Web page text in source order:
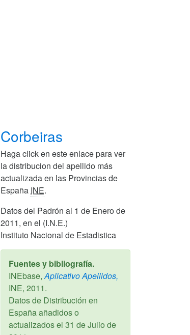
Corbeiras
Haga click en este enlace para ver
la distribucion del apellido más
actualizada en las Provincias de
España INE.
Datos del Padrón al 1 de Enero de
2011, en el (I.N.E.)
Instituto Nacional de Estadistica
Fuentes y bibliografía.
INEbase,Aplicativo Apellidos,
INE, 2011.
Datos de Distribución en
España añadidos o
actualizados el 31 de Julio de